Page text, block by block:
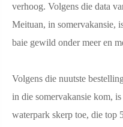
verhoog. Volgens die data
Meituan, in somervakansie,
baie gewild onder meer en
Volgens die nuutste
in die somervakansie kom,
waterpark skerp toe, die top